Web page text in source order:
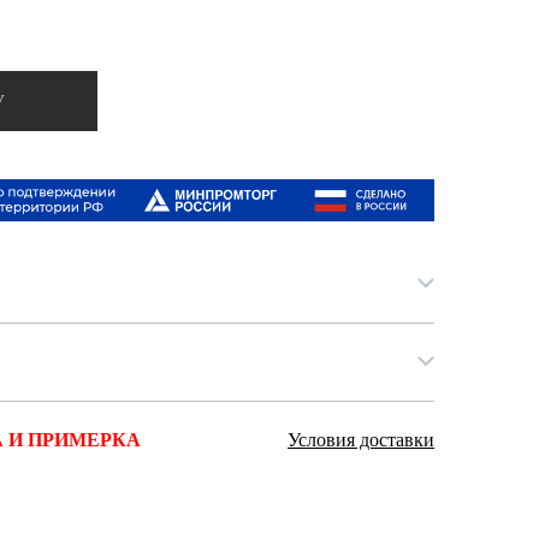
И ПРИМЕРКА Условия доставки